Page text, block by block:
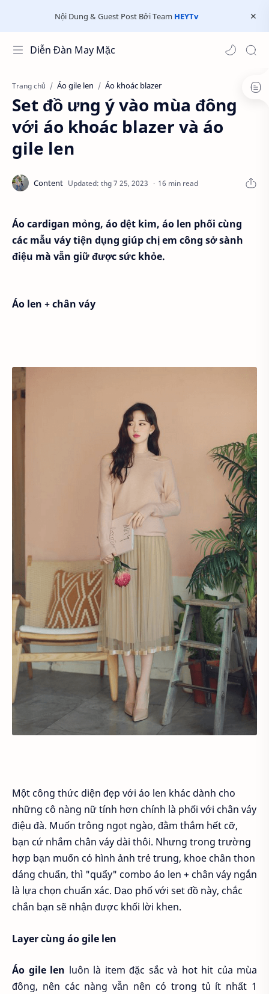
Nội Dung & Guest Post Bởi Team HEYTv
Diễn Đàn May Mặc
Trang chủ Áo gile len Áo khoác blazer
Set đồ ưng ý vào mùa đông
với áo khoác blazer và áo
gile len
16 min read
Áo cardigan mỏng, áo dệt kim, áo len phối cùng
các mẫu váy tiện dụng giúp chị em công sở sành
điệu mà vẫn giữ được sức khỏe.
Áo len + chân váy
Một công thức diện đẹp với áo len khác dành cho
những cô nàng nữ tính hơn chính là phối với chân váy
điệu đà. Muốn trông ngọt ngào, đằm thắm hết cỡ,
bạn cứ nhắm chân váy dài thôi. Nhưng trong trường
hợp bạn muốn có hình ảnh trẻ trung, khoe chân thon
dáng chuẩn, thì "quẩy" combo áo len + chân váy ngắn
là lựa chọn chuẩn xác. Dạo phố với set đồ này, chắc
chắn bạn sẽ nhận được khối lời khen.
Layer cùng áo gile len
Áo gile len luôn là item đặc sắc và hot hit của mùa
đông, nên các nàng vẫn nên có trong tủ ít nhất 1